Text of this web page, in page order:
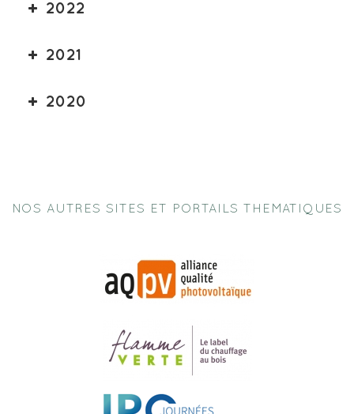
2022
2021
2020
NOS AUTRES SITES ET PORTAILS THEMATIQUES